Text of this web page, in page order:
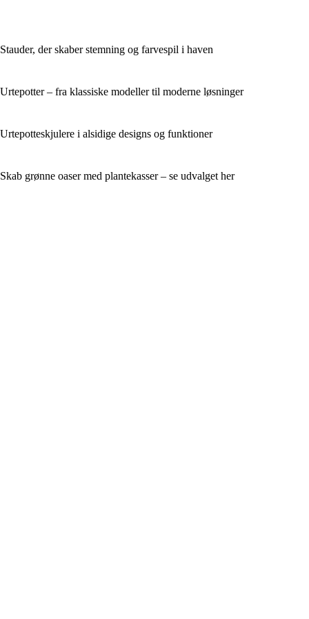
Stauder, der skaber stemning og farvespil i haven
Urtepotter – fra klassiske modeller til moderne løsninger
Urtepotteskjulere i alsidige designs og funktioner
Skab grønne oaser med plantekasser – se udvalget her